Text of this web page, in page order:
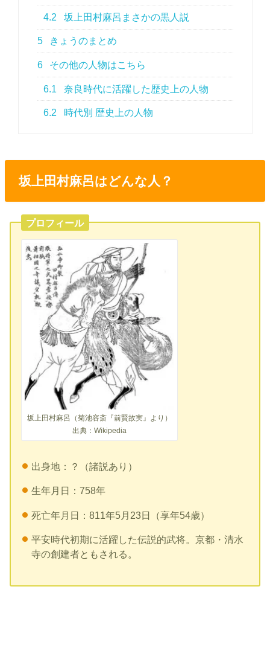
4.2 坂上田村麻呂まさかの黒人説
5 きょうのまとめ
6 その他の人物はこちら
6.1 奈良時代に活躍した歴史上の人物
6.2 時代別 歴史上の人物
坂上田村麻呂はどんな人？
プロフィール
坂上田村麻呂（菊池容斎『前賢故実』より）
出典：Wikipedia
出身地：？（諸説あり）
生年月日：758年
死亡年月日：811年5月23日（享年54歳）
平安時代初期に活躍した伝説的武将。京都・清水
寺の創建者ともされる。